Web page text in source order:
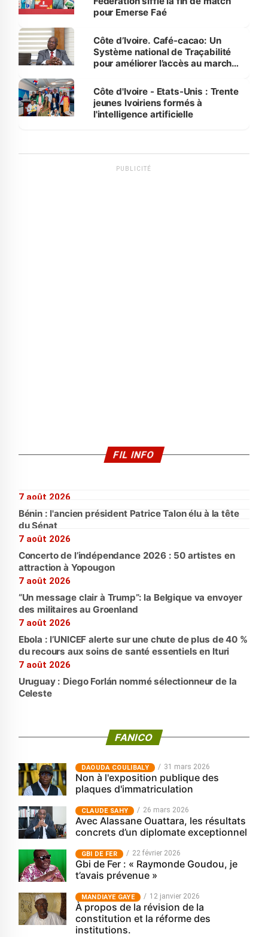
pour Emerse Faé
Côte d’Ivoire. Café-cacao: Un
Système national de Traçabilité
pour améliorer l’accès au marché
Côte d'Ivoire - Etats-Unis : Trente
jeunes Ivoiriens formés à
l'intelligence artificielle
PUBLICITÉ
FIL INFO
7 août 2026
Bénin : l'ancien président Patrice Talon élu à la tête
du Sénat
7 août 2026
Concerto de l’indépendance 2026 : 50 artistes en
attraction à Yopougon
7 août 2026
“Un message clair à Trump”: la Belgique va envoyer
des militaires au Groenland
7 août 2026
Ebola : l’UNICEF alerte sur une chute de plus de 40 %
du recours aux soins de santé essentiels en Ituri
7 août 2026
Uruguay : Diego Forlán nommé sélectionneur de la
Celeste
FANICO
‎DAOUDA COULIBALY 31 mars 2026
Non à l'exposition publique des
plaques d'immatriculation
CLAUDE SAHY 26 mars 2026
Avec Alassane Ouattara, les résultats
concrets d’un diplomate exceptionnel
GBI DE FER 22 février 2026
Gbi de Fer : « Raymonde Goudou, je
t’avais prévenue »
MANDIAYE GAYE 12 janvier 2026
À propos de la révision de la
constitution et la réforme des
institutions.